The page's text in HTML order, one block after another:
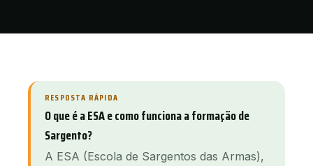
RESPOSTA RÁPIDA
O que é a ESA e como funciona a formação de
Sargento?
A ESA (Escola de Sargentos das Armas),